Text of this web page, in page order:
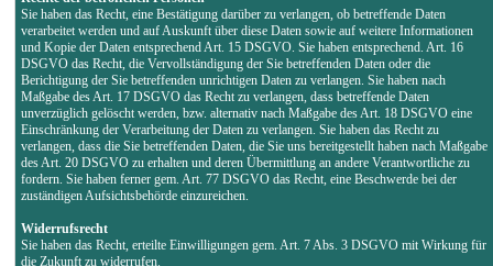
Sie haben das Recht, eine Bestätigung darüber zu verlangen, ob betreffende Daten
verarbeitet werden und auf Auskunft über diese Daten sowie auf weitere Informationen
und Kopie der Daten entsprechend Art. 15 DSGVO. Sie haben entsprechend. Art. 16
DSGVO das Recht, die Vervollständigung der Sie betreffenden Daten oder die
Berichtigung der Sie betreffenden unrichtigen Daten zu verlangen. Sie haben nach
Maßgabe des Art. 17 DSGVO das Recht zu verlangen, dass betreffende Daten
unverzüglich gelöscht werden, bzw. alternativ nach Maßgabe des Art. 18 DSGVO eine
Einschränkung der Verarbeitung der Daten zu verlangen. Sie haben das Recht zu
verlangen, dass die Sie betreffenden Daten, die Sie uns bereitgestellt haben nach Maßgabe
des Art. 20 DSGVO zu erhalten und deren Übermittlung an andere Verantwortliche zu
fordern. Sie haben ferner gem. Art. 77 DSGVO das Recht, eine Beschwerde bei der
zuständigen Aufsichtsbehörde einzureichen.
Widerrufsrecht
Sie haben das Recht, erteilte Einwilligungen gem. Art. 7 Abs. 3 DSGVO mit Wirkung für
die Zukunft zu widerrufen.